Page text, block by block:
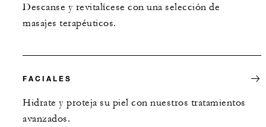
Descanse y revitalícese con una selección de
masajes terapéuticos.
FACIALES
Hidrate y proteja su piel con nuestros tratamientos
avanzados.